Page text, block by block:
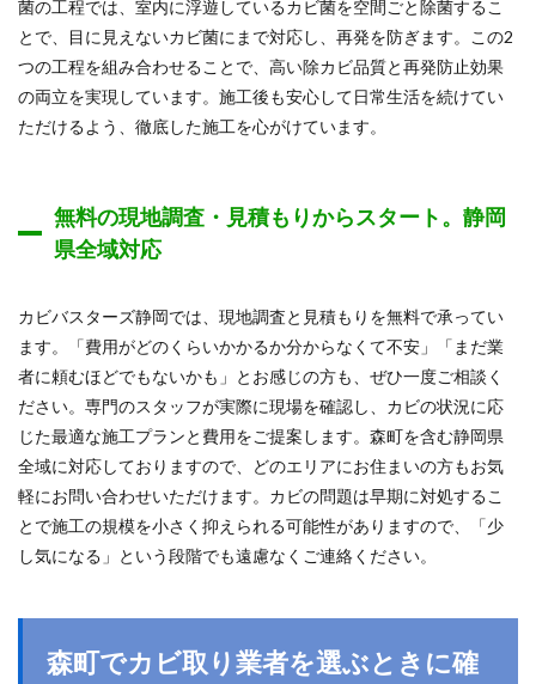
菌の工程では、室内に浮遊しているカビ菌を空間ごと除菌するこ
とで、目に見えないカビ菌にまで対応し、再発を防ぎます。この2
つの工程を組み合わせることで、高い除カビ品質と再発防止効果
の両立を実現しています。施工後も安心して日常生活を続けてい
ただけるよう、徹底した施工を心がけています。
無料の現地調査・見積もりからスタート。静岡
県全域対応
カビバスターズ静岡では、現地調査と見積もりを無料で承ってい
ます。「費用がどのくらいかかるか分からなくて不安」「まだ業
者に頼むほどでもないかも」とお感じの方も、ぜひ一度ご相談く
ださい。専門のスタッフが実際に現場を確認し、カビの状況に応
じた最適な施工プランと費用をご提案します。森町を含む静岡県
全域に対応しておりますので、どのエリアにお住まいの方もお気
軽にお問い合わせいただけます。カビの問題は早期に対処するこ
とで施工の規模を小さく抑えられる可能性がありますので、「少
し気になる」という段階でも遠慮なくご連絡ください。
森町でカビ取り業者を選ぶときに確